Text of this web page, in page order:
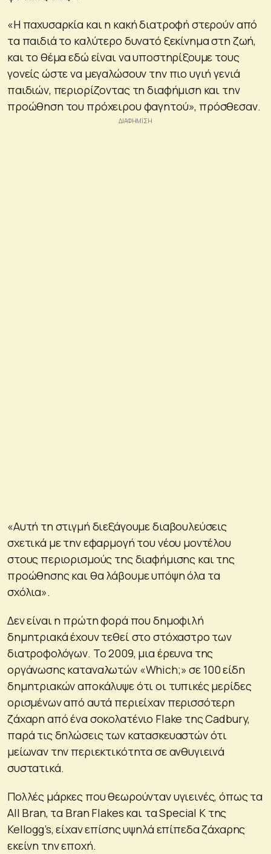
«Η παχυσαρκία και η κακή διατροφή στερούν από
τα παιδιά το καλύτερο δυνατό ξεκίνημα στη ζωή,
και το θέμα εδώ είναι να υποστηρίξουμε τους
γονείς ώστε να μεγαλώσουν την πιο υγιή γενιά
παιδιών, περιορίζοντας τη διαφήμιση και την
προώθηση του πρόχειρου φαγητού», πρόσθεσαν.
«Αυτή τη στιγμή διεξάγουμε διαβουλεύσεις
σχετικά με την εφαρμογή του νέου μοντέλου
στους περιορισμούς της διαφήμισης και της
προώθησης και θα λάβουμε υπόψη όλα τα
σχόλια».
Δεν είναι η πρώτη φορά που δημοφιλή
δημητριακά έχουν τεθεί στο στόχαστρο των
διατροφολόγων. Το 2009, μια έρευνα της
οργάνωσης καταναλωτών «Which;» σε 100 είδη
δημητριακών αποκάλυψε ότι οι τυπικές μερίδες
ορισμένων από αυτά περιείχαν περισσότερη
ζάχαρη από ένα σοκολατένιο Flake της Cadbury,
παρά τις δηλώσεις των κατασκευαστών ότι
μείωναν την περιεκτικότητα σε ανθυγιεινά
συστατικά.
Πολλές μάρκες που θεωρούνταν υγιεινές, όπως τα
All Bran, τα Bran Flakes και τα Special K της
Kellogg’s, είχαν επίσης υψηλά επίπεδα ζάχαρης
εκείνη την εποχή.